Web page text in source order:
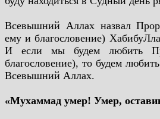
Всевышний Аллах назвал
ему и благословение)
И если мы будем любить
благословение), то будем
Всевышний Аллах.
«Мухаммад умер! Умер,